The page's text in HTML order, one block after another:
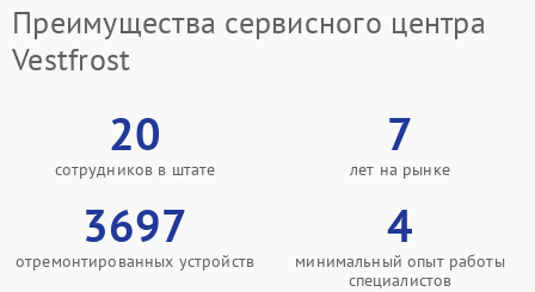
Преимущества сервисного центра
Vestfrost
20
сотрудников в штате
7
лет на рынке
3697
отремонтированных устройств
4
минимальный опыт работы
специалистов